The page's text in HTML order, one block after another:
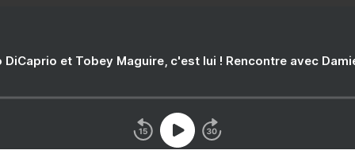
DiCaprio et Tobey Maguire, c'est lui ! Rencontre avec